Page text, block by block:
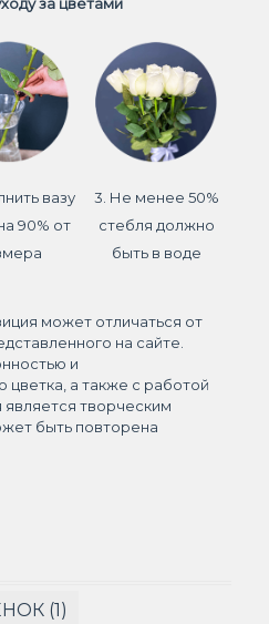
за цветами
вазу
90% от
3. Не менее 50%
стебля должно
быть в воде
может отличаться от
на сайте.
и
цветка, а также с работой
творческим
быть повторена
(1)